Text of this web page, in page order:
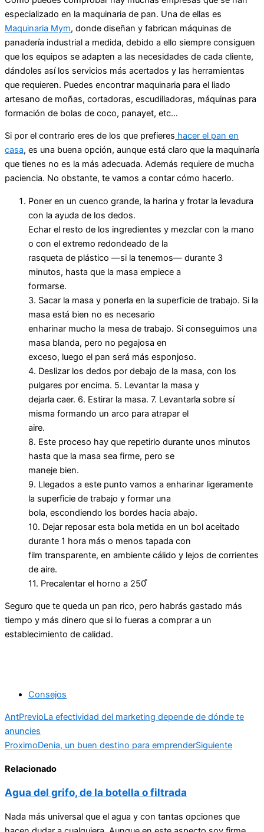
especializado en la maquinaria de pan. Una de ellas es
Maquinaria Mym, donde diseñan y fabrican máquinas de
panadería industrial a medida, debido a ello siempre consiguen
que los equipos se adapten a las necesidades de cada cliente,
dándoles así los servicios más acertados y las herramientas
que requieren. Puedes encontrar maquinaria para el liado
artesano de moñas, cortadoras, escudilladoras, máquinas para
formación de bolas de coco, panayet, etc…
Si por el contrario eres de los que prefieres hacer el pan en
casa, es una buena opción, aunque está claro que la maquinaría
que tienes no es la más adecuada. Además requiere de mucha
paciencia. No obstante, te vamos a contar cómo hacerlo.
Poner en un cuenco grande, la harina y frotar la levadura
con la ayuda de los dedos.
Echar el resto de los ingredientes y mezclar con la mano
o con el extremo redondeado de la
rasqueta de plástico —si la tenemos— durante 3
minutos, hasta que la masa empiece a
formarse.
3. Sacar la masa y ponerla en la superficie de trabajo. Si la
masa está bien no es necesario
enharinar mucho la mesa de trabajo. Si conseguimos una
masa blanda, pero no pegajosa en
exceso, luego el pan será más esponjoso.
4. Deslizar los dedos por debajo de la masa, con los
pulgares por encima. 5. Levantar la masa y
dejarla caer. 6. Estirar la masa. 7. Levantarla sobre sí
misma formando un arco para atrapar el
aire.
8. Este proceso hay que repetirlo durante unos minutos
hasta que la masa sea firme, pero se
maneje bien.
9. Llegados a este punto vamos a enharinar ligeramente
la superficie de trabajo y formar una
bola, escondiendo los bordes hacia abajo.
10. Dejar reposar esta bola metida en un bol aceitado
durante 1 hora más o menos tapada con
film transparente, en ambiente cálido y lejos de corrientes
de aire.
11. Precalentar el horno a 250 ̊
Seguro que te queda un pan rico, pero habrás gastado más
tiempo y más dinero que si lo fueras a comprar a un
establecimiento de calidad.
Consejos
AntPrevioLa efectividad del marketing depende de dónde te
anuncies
ProximoDenia, un buen destino para emprenderSiguiente
Relacionado
Agua del grifo, de la botella o filtrada
Nada más universal que el agua y con tantas opciones que